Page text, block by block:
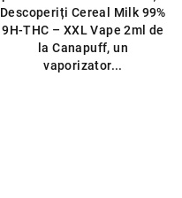
Descoperiți Cereal Milk 99%
9H‑THC – XXL Vape 2ml de
la Canapuff, un
vaporizator...